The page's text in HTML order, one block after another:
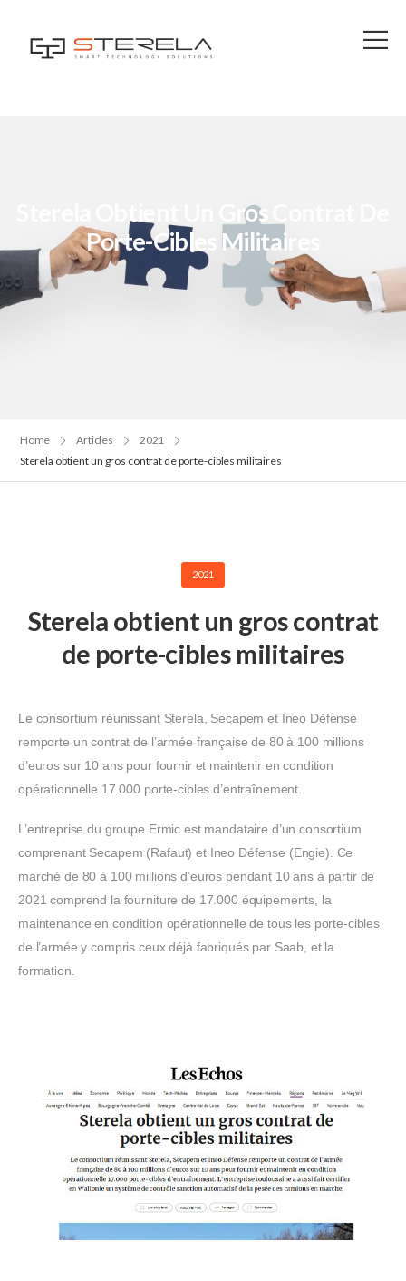
Sterela Obtient Un Gros Contrat De
Porte-Cibles Militaires
Home Articles
2021
Sterela obtient un gros contrat de porte-cibles militaires
2021
Sterela obtient un gros contrat
de porte-cibles militaires
Le consortium réunissant Sterela, Secapem et Ineo Défense
remporte un contrat de l’armée française de 80 à 100 millions
d’euros sur 10 ans pour fournir et maintenir en condition
opérationnelle 17.000 porte-cibles d’entraînement.
L’entreprise du groupe Ermic est mandataire d’un consortium
comprenant Secapem (Rafaut) et Ineo Défense (Engie). Ce
marché de 80 à 100 millions d’euros pendant 10 ans à partir de
2021 comprend la fourniture de 17.000 équipements, la
maintenance en condition opérationnelle de tous les porte-cibles
de l’armée y compris ceux déjà fabriqués par Saab, et la
formation.